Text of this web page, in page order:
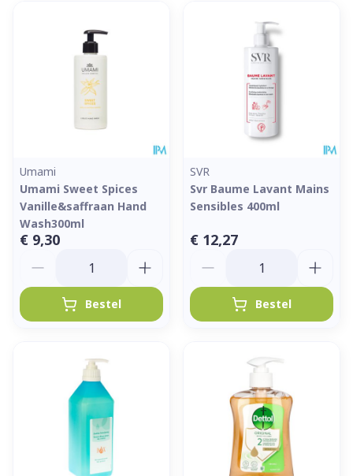
Umami
Umami Sweet Spices
Vanille&saffraan Hand
Wash300ml
€ 9,30
Bestel
SVR
Svr Baume Lavant Mains
Sensibles 400ml
€ 12,27
Bestel